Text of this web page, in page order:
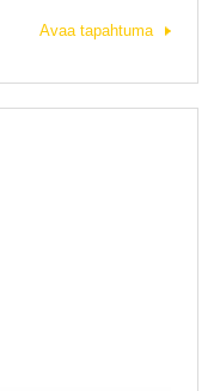
Avaa tapahtuma